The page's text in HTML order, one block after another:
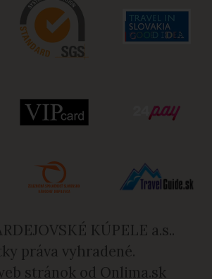
KÚPELE a.s..
práva vyhradené.
stránok od Onlima.sk